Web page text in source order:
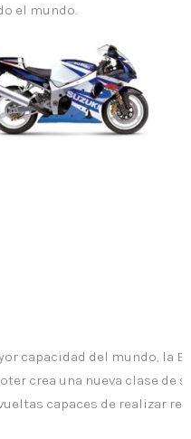
el mundo.
capacidad del mundo, la
crea una nueva clase de
capaces de realizar